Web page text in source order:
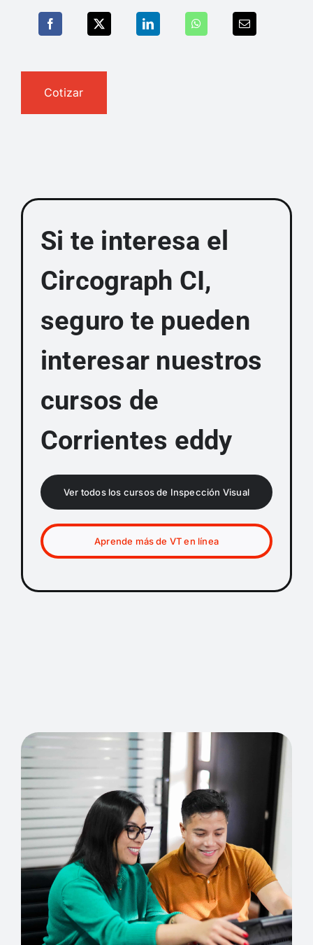
Cotizar
Si te interesa el
Circograph CI,
seguro te pueden
interesar nuestros
cursos de
Corrientes eddy
Ver todos los cursos de Inspección Visual
Aprende más de VT en línea